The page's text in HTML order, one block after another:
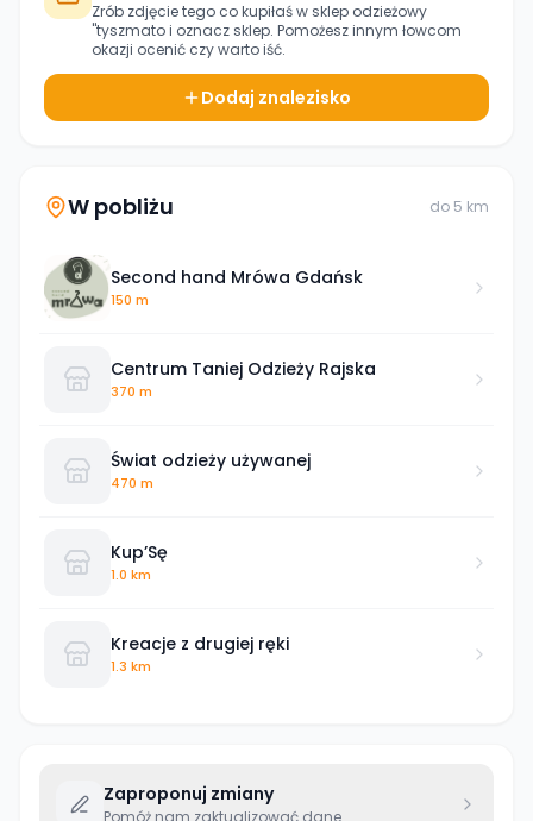
Zrób zdjęcie tego co kupiłaś w sklep odzieżowy
"tyszmatoi oznacz sklep. Pomożesz innym łowcom
okazji ocenić czy warto iść.
Dodaj znalezisko
W pobliżu do 5 km
Second hand Mrówa Gdańsk
150 m
Centrum Taniej Odzieży Rajska
370 m
Świat odzieży używanej
470 m
Kup’Sę
1.0 km
Kreacje z drugiej ręki
1.3 km
Zaproponuj zmiany
Pomóż nam zaktualizować dane